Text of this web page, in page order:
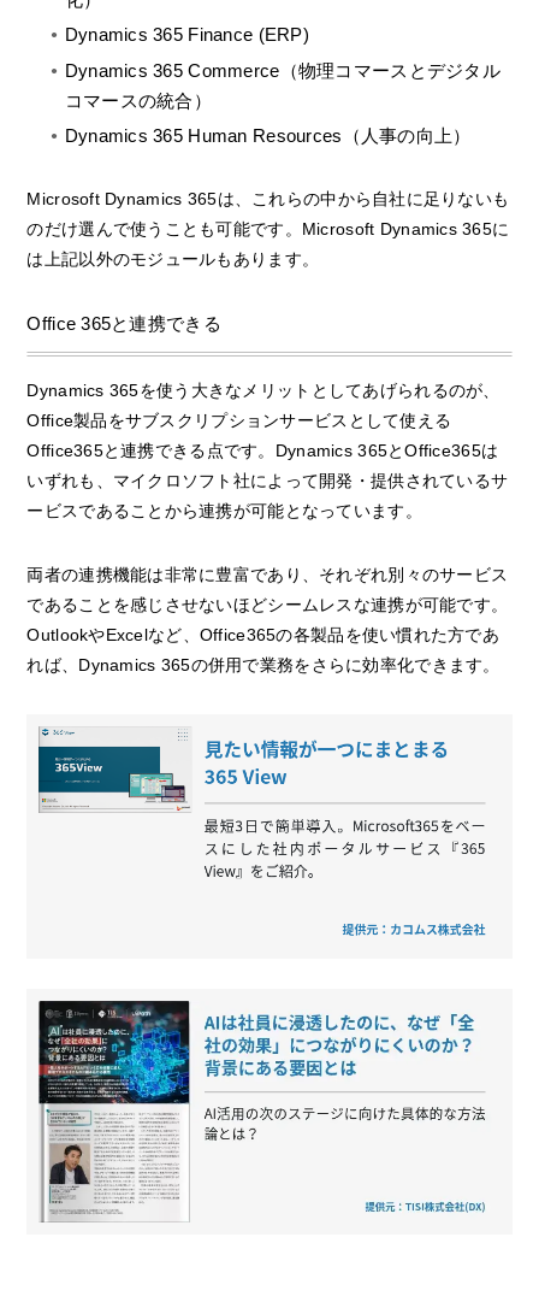
Dynamics 365 Finance (ERP)
Dynamics 365 Commerce（物理コマースとデジタル
コマースの統合）
Dynamics 365 Human Resources（人事の向上）
Microsoft Dynamics 365は、これらの中から自社に足りないも
のだけ選んで使うことも可能です。Microsoft Dynamics 365に
は上記以外のモジュールもあります。
Office 365と連携できる
Dynamics 365を使う大きなメリットとしてあげられるのが、
Office製品をサブスクリプションサービスとして使える
Office365と連携できる点です。Dynamics 365とOffice365は
いずれも、マイクロソフト社によって開発・提供されているサ
ービスであることから連携が可能となっています。
両者の連携機能は非常に豊富であり、それぞれ別々のサービス
であることを感じさせないほどシームレスな連携が可能です。
OutlookやExcelなど、Office365の各製品を使い慣れた方であ
れば、Dynamics 365の併用で業務をさらに効率化できます。